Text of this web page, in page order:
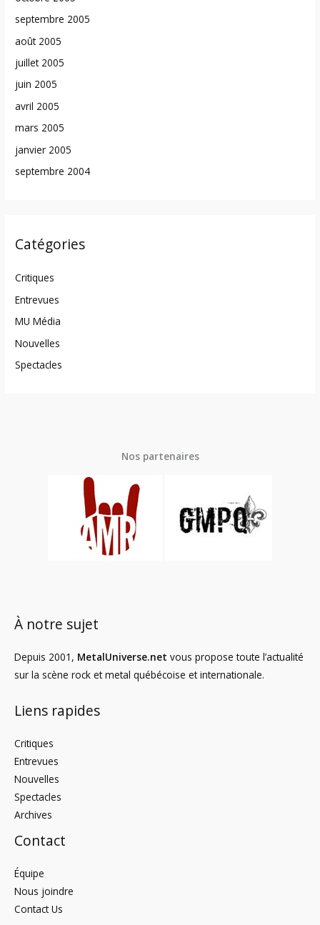
septembre 2005
août 2005
juillet 2005
juin 2005
avril 2005
mars 2005
janvier 2005
septembre 2004
Catégories
Critiques
Entrevues
MU Média
Nouvelles
Spectacles
Nos partenaires
À notre sujet
Depuis 2001, MetalUniverse.net vous propose toute l’actualité
sur la scène rock et metal québécoise et internationale.
Liens rapides
Critiques
Entrevues
Nouvelles
Spectacles
Archives
Contact
Équipe
Nous joindre
Contact Us